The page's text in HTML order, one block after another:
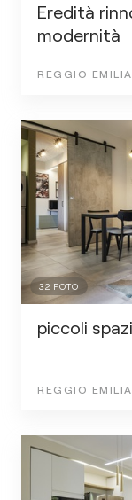
Eredità
modernità
REGGIO EMILIA
32 FOTO
piccoli
REGGIO EMILIA